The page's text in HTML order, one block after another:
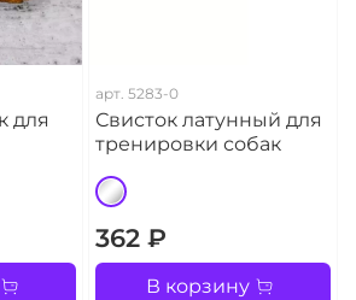
для
арт. 5283-0
Свисток латунный для
тренировки собак
362 ₽
В корзину